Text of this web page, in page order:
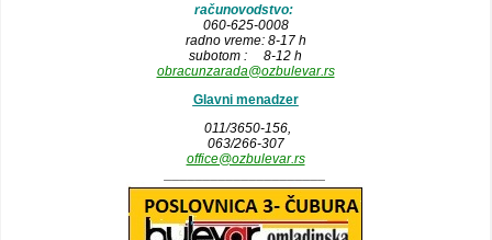
računovodstvo:
060-625-0008
radno vreme: 8-17 h
subotom : 8-12 h
obracunzarada@ozbulevar.rs
Glavni menadzer
011/3650-156,
063/266-307
office@ozbulevar.rs